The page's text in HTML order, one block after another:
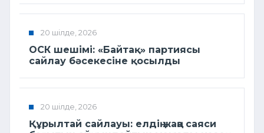
20 шілде, 2026
ОСК шешімі: «Байтақ» партиясы
сайлау бәсекесіне қосылды
20 шілде, 2026
Құрылтай сайлауы: елдің жаңа саяси